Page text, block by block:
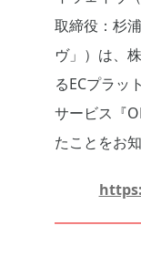
取締役：杉
ヴ」）は、
るECプラッ
サービス『
たことをお